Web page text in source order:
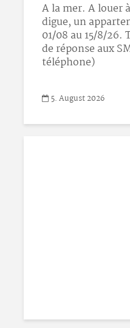
A la mer. A louer
digue, un
01/08 au 15/8/26.
de réponse aux
téléphone)
5. August 2026